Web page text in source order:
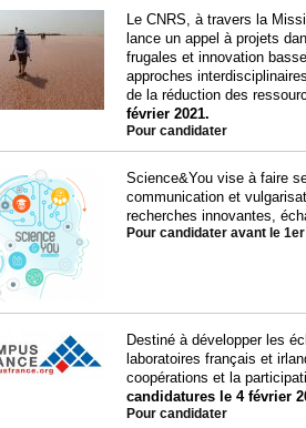
Le CNRS, à travers la
lance un appel à projets
frugales et innovation
approches
de la réduction des
février 2021.
Pour candidater
Science&You vise à faire
communication et
recherches innovantes,
Pour candidater avant le
Destiné à développer les
laboratoires français et
coopérations et la
candidatures le 4 février
Pour candidater